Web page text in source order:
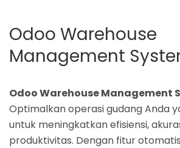
Odoo Warehouse
Management
Odoo Warehouse Management
Optimalkan operasi gudang Anda
untuk meningkatkan efisiensi,
produktivitas. Dengan fitur